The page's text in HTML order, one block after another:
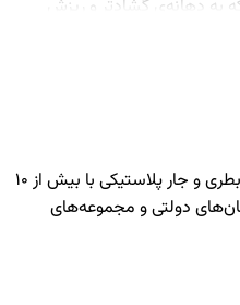
به دهانه‌ی گشادتر و ریزش
نوشیدنی محبوب است و امکان
می‌کند.
می‌شود. سایر دهانه‌ها در
را می‌توانید در
استارپت، از بزرگ‌ترین تولیدکنندگان بطری و جار پلاستیکی با بیش از ۱۰
دولتی و مجموعه‌های